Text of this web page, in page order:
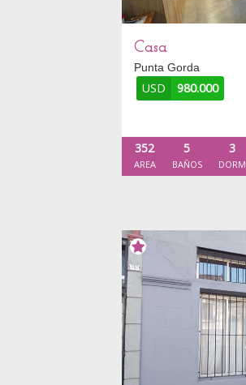
Casa
Punta Gorda
USD 980.000
352
AREA
5
BAÑOS
3
DORM